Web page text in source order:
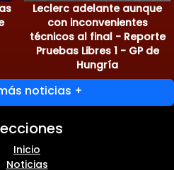
Leclerc adelante aunque
con inconvenientes
técnicos al final - Reporte
Pruebas Libres 1 - GP de
Hungría
noticias +
Inicio
Noticias